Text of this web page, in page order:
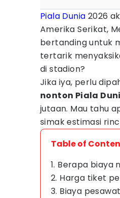
Piala Dunia 2026
Amerika Serikat,
bertanding untuk
tertarik
di stadion?
Jika iya, perlu
nonton Piala
jutaan. Mau tahu
simak estimasi
Table of
1. Berapa biaya
2. Harga tiket
3. Biaya